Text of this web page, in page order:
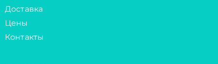
Доставка
Цены
Контакты